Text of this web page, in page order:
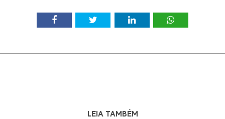
LEIA TAMBÉM